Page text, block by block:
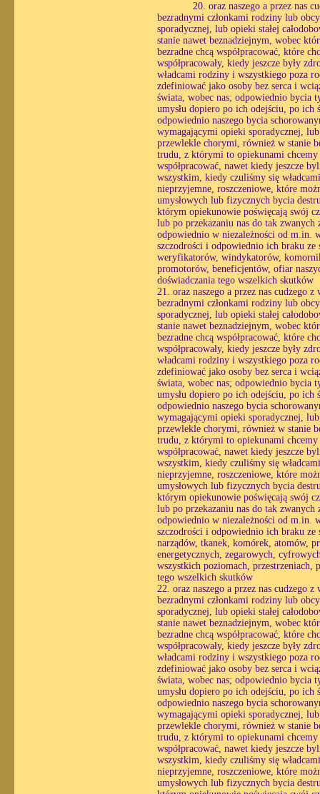
20. oraz naszego a przez nas
bezradnymi członkami rodziny lub
sporadycznej, lub opieki stałej
stanie nawet beznadziejnym, wobec
bezradne chcą współpracować, które
współpracowały, kiedy jeszcze były
władcami rodziny i wszystkiego poza
zdefiniować jako osoby bez serca i
świata, wobec nas; odpowiednio bycia
umysłu dopiero po ich odejściu, po ich
odpowiednio naszego bycia
wymagającymi opieki sporadycznej,
przewlekle chorymi, również w stanie
trudu, z którymi to opiekunami
współpracować, nawet kiedy jeszcze
wszystkim, kiedy czuliśmy się
nieprzyjemne, roszczeniowe, które
umysłowych lub fizycznych bycia
którym opiekunowie poświęcają swój
lub po przekazaniu nas do tak
odpowiednio w niezależności od m.in.
szczodrości i odpowiednio ich braku
weryfikatorów, windykatorów,
promotorów, beneficjentów, ofiar
doświadczania tego wszelkich skutków
21. oraz naszego a przez nas cudzego
bezradnymi członkami rodziny lub
sporadycznej, lub opieki stałej
stanie nawet beznadziejnym, wobec
bezradne chcą współpracować, które
współpracowały, kiedy jeszcze były
władcami rodziny i wszystkiego poza
zdefiniować jako osoby bez serca i
świata, wobec nas; odpowiednio bycia
umysłu dopiero po ich odejściu, po ich
odpowiednio naszego bycia
wymagającymi opieki sporadycznej,
przewlekle chorymi, również w stanie
trudu, z którymi to opiekunami
współpracować, nawet kiedy jeszcze
wszystkim, kiedy czuliśmy się
nieprzyjemne, roszczeniowe, które
umysłowych lub fizycznych bycia
którym opiekunowie poświęcają swój
lub po przekazaniu nas do tak
odpowiednio w niezależności od m.in.
szczodrości i odpowiednio ich braku
narządów, tkanek, komórek, atomów,
energetycznych, zegarowych,
wszystkich poziomach, przestrzeniach,
tego wszelkich skutków
22. oraz naszego a przez nas cudzego
bezradnymi członkami rodziny lub
sporadycznej, lub opieki stałej
stanie nawet beznadziejnym, wobec
bezradne chcą współpracować, które
współpracowały, kiedy jeszcze były
władcami rodziny i wszystkiego poza
zdefiniować jako osoby bez serca i
świata, wobec nas; odpowiednio bycia
umysłu dopiero po ich odejściu, po ich
odpowiednio naszego bycia
wymagającymi opieki sporadycznej,
przewlekle chorymi, również w stanie
trudu, z którymi to opiekunami
współpracować, nawet kiedy jeszcze
wszystkim, kiedy czuliśmy się
nieprzyjemne, roszczeniowe, które
umysłowych lub fizycznych bycia